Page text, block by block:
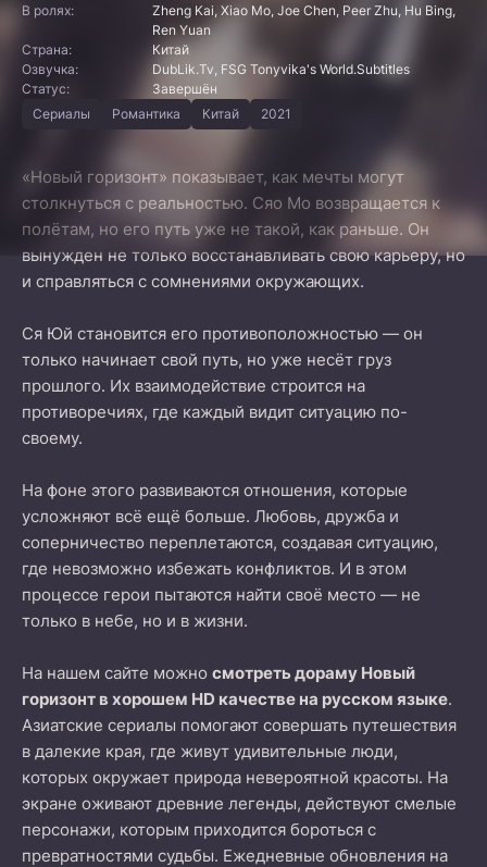
В ролях:
Zheng Kai, Xiao Mo, Joe Chen, Peer Zhu, Hu Bing,
Ren Yuan
Страна:
Китай
Озвучка:
DubLik.Tv, FSG Tonyvika's World.Subtitles
Статус:
Завершён
Сериалы
Романтика Китай 2021
«Новый горизонт» показывает, как мечты могут
столкнуться с реальностью. Сяо Мо возвращается к
полётам, но его путь уже не такой, как раньше. Он
вынужден не только восстанавливать свою карьеру, но
и справляться с сомнениями окружающих.
Ся Юй становится его противоположностью — он
только начинает свой путь, но уже несёт груз
прошлого. Их взаимодействие строится на
противоречиях, где каждый видит ситуацию по-
своему.
На фоне этого развиваются отношения, которые
усложняют всё ещё больше. Любовь, дружба и
соперничество переплетаются, создавая ситуацию,
где невозможно избежать конфликтов. И в этом
процессе герои пытаются найти своё место — не
только в небе, но и в жизни.
На нашем сайте можно смотреть дораму Новый
горизонт в хорошем HD качестве на русском языке.
Азиатские сериалы помогают совершать путешествия
в далекие края, где живут удивительные люди,
которых окружает природа невероятной красоты. На
экране оживают древние легенды, действуют смелые
персонажи, которым приходится бороться с
превратностями судьбы. Ежедневные обновления на